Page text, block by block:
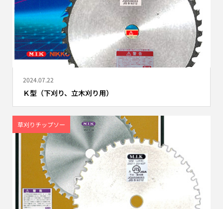
2024.07.22
Ｋ型（下刈り、立木刈り用）
草刈りチップソー